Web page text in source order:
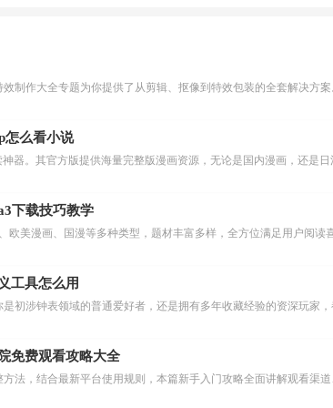
制作大全专题为你提供了从剪辑、抠像到特效包装的全套解决方
怎么看小说
下载技巧教学
美漫画、国漫等多种类型，题材丰富多样，全方位满足用户阅
工具怎么用
免费观看攻略大全